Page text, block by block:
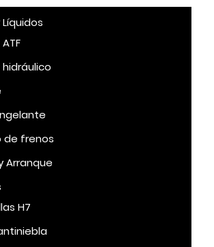
de frenos
Arranque
H7